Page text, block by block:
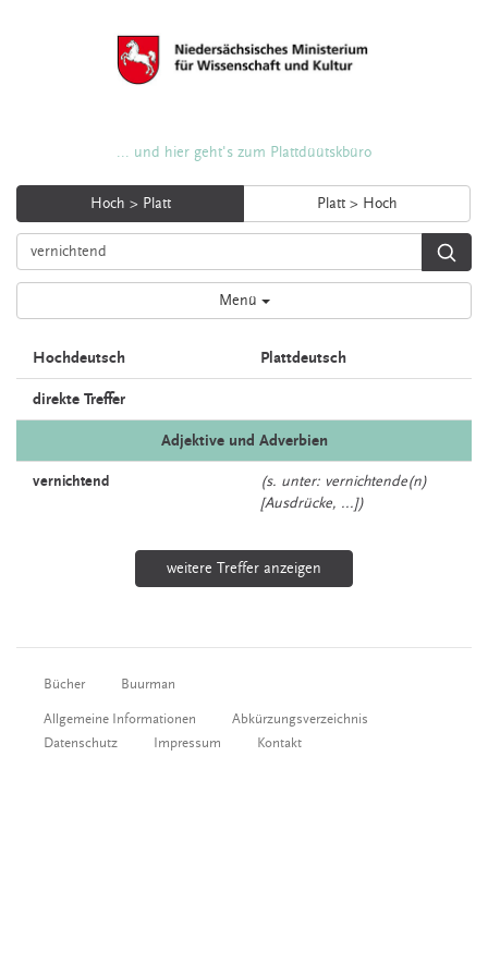
... und hier geht's zum Plattdüütskbüro
Hoch > Platt Platt > Hoch
Menü
Hochdeutsch Plattdeutsch
direkte Treffer
Adjektive und Adverbien
vernichtend
(s. unter: vernichtende(n)
[Ausdrücke, ...])
weitere Treffer anzeigen
Bücher Buurman
Allgemeine Informationen
Abkürzungsverzeichnis
Datenschutz
Impressum Kontakt